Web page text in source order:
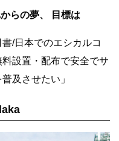
らの夢、 目標は
/日本でのエシカルコ
設置・配布で安全でサ
及させたい」